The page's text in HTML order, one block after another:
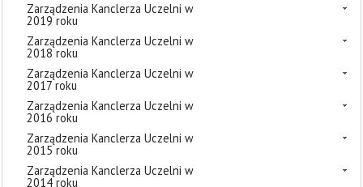
Zarządzenia Kanclerza Uczelni w
2019 roku
Zarządzenia Kanclerza Uczelni w
2018 roku
Zarządzenia Kanclerza Uczelni w
2017 roku
Zarządzenia Kanclerza Uczelni w
2016 roku
Zarządzenia Kanclerza Uczelni w
2015 roku
Zarządzenia Kanclerza Uczelni w
2014 roku